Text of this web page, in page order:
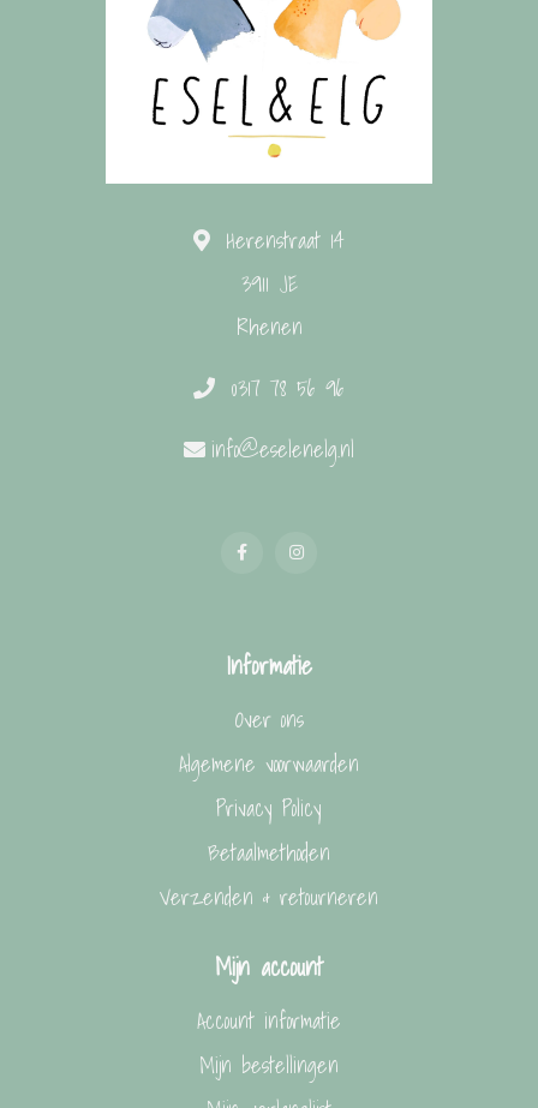
Herenstraat 14
3911 JE
Rhenen
0317 78 56 96
info@eselenelg.nl
Informatie
Over ons
Algemene voorwaarden
Privacy Policy
Betaalmethoden
Verzenden & retourneren
Mijn account
Account informatie
Mijn bestellingen